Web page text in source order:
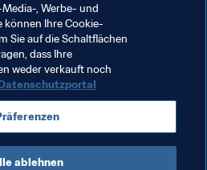
Organisation
Rica Concacaf
, Werbe- und
können Ihre Cookie-
Sie auf die Schaltflächen
dass Ihre
weder verkauft noch
ablehnen